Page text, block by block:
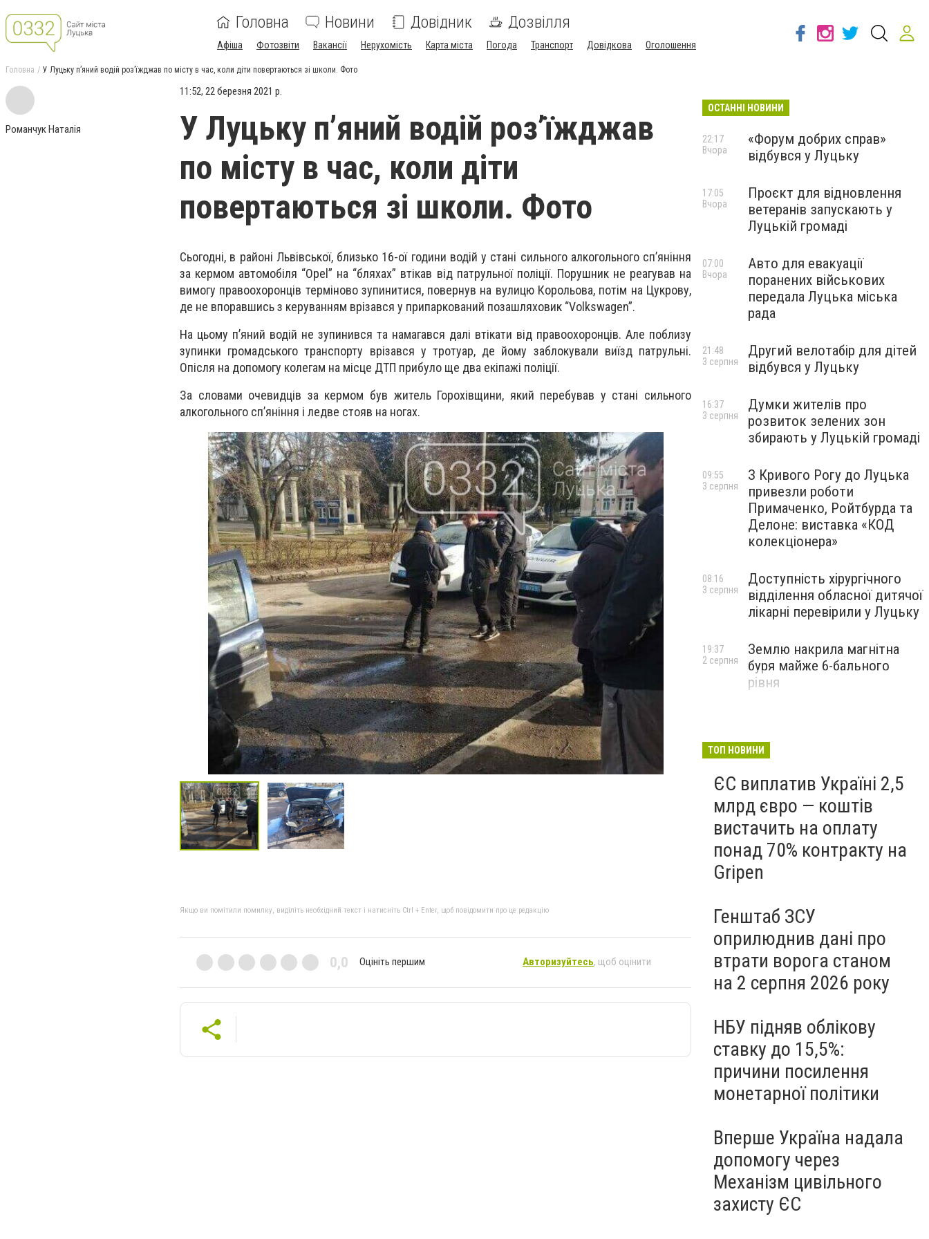
Головна Новини Довідник Дозвілля
Афіша Фотозвіти Вакансії Нерухомість Карта міста Погода Транспорт Довідкова Оголошення
Головна У Луцьку п’яний водій роз’їжджав по місту в час, коли діти повертаються зі школи. Фото
Романчук Наталія
11:52, 22 березня 2021 р.
У Луцьку п’яний водій роз’їжджав
по місту в час, коли діти
повертаються зі школи. Фото
Сьогодні, в районі Львівської, близько 16-ої години водій у стані сильного алкогольного сп’яніння
за кермом автомобіля “Opel” на “бляхах” втікав від патрульної поліції. Порушник не реагував на
вимогу правоохоронців терміново зупинитися, повернув на вулицю Корольова, потім на Цукрову,
де не впоравшись з керуванням врізався у припаркований позашляховик “Volkswagen”.
На цьому п’яний водій не зупинився та намагався далі втікати від правоохоронців. Але поблизу
зупинки громадського транспорту врізався у тротуар, де йому заблокували виїзд патрульні.
Опісля на допомогу колегам на місце ДТП прибуло ще два екіпажі поліції.
За словами очевидців за кермом був житель Горохівщини, який перебував у стані сильного
алкогольного сп’яніння і ледве стояв на ногах.
Якщо ви помітили помилку, виділіть необхідний текст і натисніть Ctrl + Enter, щоб повідомити про це редакцію
0,0 Оцініть першим Авторизуйтесь, щоб оцінити
ОСТАННІ НОВИНИ
«Форум добрих справ»
відбувся у Луцьку
22:17
Вчора
Проєкт для відновлення
ветеранів запускають у
Луцькій громаді
17:05
Вчора
Авто для евакуації
поранених військових
передала Луцька міська
рада
07:00
Вчора
Другий велотабір для дітей
відбувся у Луцьку
21:48
3 серпня
Думки жителів про
розвиток зелених зон
збирають у Луцькій громаді
16:37
3 серпня
З Кривого Рогу до Луцька
привезли роботи
Примаченко, Ройтбурда та
Делоне: виставка «КОД
колекціонера»
09:55
3 серпня
Доступність хірургічного
відділення обласної дитячої
лікарні перевірили у Луцьку
08:16
3 серпня
Землю накрила магнітна
буря майже 6-бального
рівня
19:37
2 серпня
ТОП НОВИНИ
ЄС виплатив Україні 2,5
млрд євро — коштів
вистачить на оплату
понад 70% контракту на
Gripen
Генштаб ЗСУ
оприлюднив дані про
втрати ворога станом
на 2 серпня 2026 року
НБУ підняв облікову
ставку до 15,5%:
причини посилення
монетарної політики
Вперше Україна надала
допомогу через
Механізм цивільного
захисту ЄС